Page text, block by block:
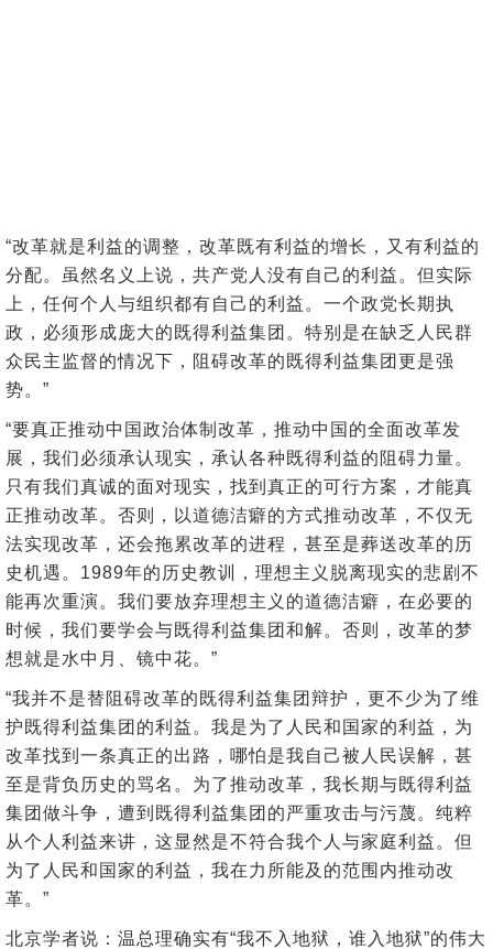
“改革就是利益的调整，改革既有利益的增长，又有利益的
分配。虽然名义上说，共产党人没有自己的利益。但实际
上，任何个人与组织都有自己的利益。一个政党长期执
政，必须形成庞大的既得利益集团。特别是在缺乏人民群
众民主监督的情况下，阻碍改革的既得利益集团更是强
势。”
“要真正推动中国政治体制改革，推动中国的全面改革发
展，我们必须承认现实，承认各种既得利益的阻碍力量。
只有我们真诚的面对现实，找到真正的可行方案，才能真
正推动改革。否则，以道德洁癖的方式推动改革，不仅无
法实现改革，还会拖累改革的进程，甚至是葬送改革的历
史机遇。1989年的历史教训，理想主义脱离现实的悲剧不
能再次重演。我们要放弃理想主义的道德洁癖，在必要的
时候，我们要学会与既得利益集团和解。否则，改革的梦
想就是水中月、镜中花。”
“我并不是替阻碍改革的既得利益集团辩护，更不少为了维
护既得利益集团的利益。我是为了人民和国家的利益，为
改革找到一条真正的出路，哪怕是我自己被人民误解，甚
至是背负历史的骂名。为了推动改革，我长期与既得利益
集团做斗争，遭到既得利益集团的严重攻击与污蔑。纯粹
从个人利益来讲，这显然是不符合我个人与家庭利益。但
为了人民和国家的利益，我在力所能及的范围内推动改
革。”
北京学者说：温总理确实有“我不入地狱，谁入地狱”的伟大